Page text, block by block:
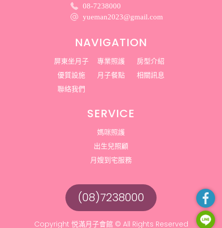
08-7238000
yueman2023@gmail.com
NAVIGATION
屏東坐月子 專業照護
房型介紹
優質設施
月子餐點
相關訊息
聯絡我們
SERVICE
媽咪照護
出生兒照顧
月嫂到宅服務
(08)7238000
Copyright 悦滿月子會館 © All Rights Reserved